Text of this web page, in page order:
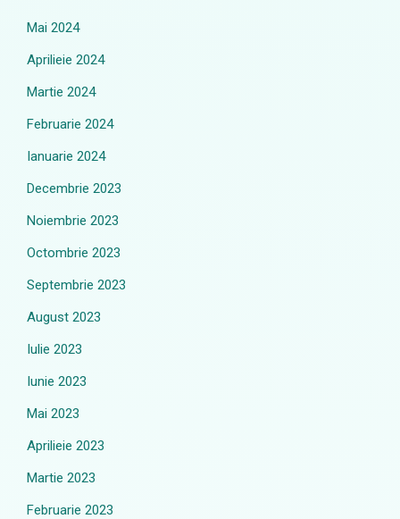
Mai 2024
Aprilieie 2024
Martie 2024
Februarie 2024
Ianuarie 2024
Decembrie 2023
Noiembrie 2023
Octombrie 2023
Septembrie 2023
August 2023
Iulie 2023
Iunie 2023
Mai 2023
Aprilieie 2023
Martie 2023
Februarie 2023